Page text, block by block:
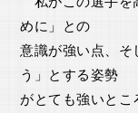
めに」との
意識が強い点、そ
う」とする姿勢
がとても強いとこ